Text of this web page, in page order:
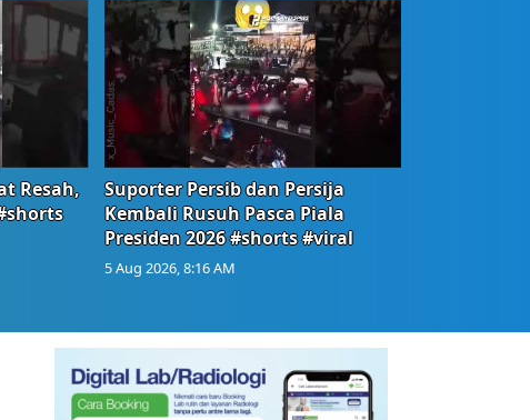
Resah,
Suporter Persib dan Persija
Kembali Rusuh Pasca Piala
Presiden 2026 #shorts #viral
5 Aug 2026, 8:16 AM